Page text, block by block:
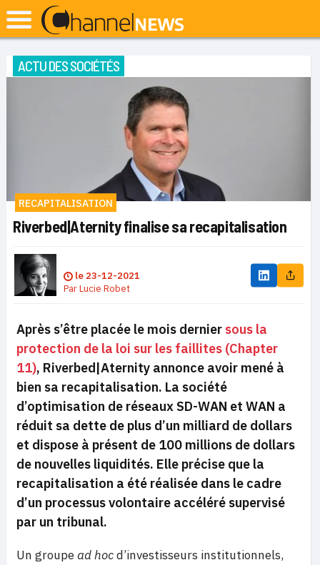
ACTU DES SOCIÉTÉS
RECAPITALISATION
Riverbed|Aternity finalise sa recapitalisation
le 23-12-2021
ParLucie Robet
Après s’être placée le mois dernier sous la
protection de la loi sur les faillites (Chapter
11), Riverbed|Aternity annonce avoir mené à
bien sa recapitalisation. La société
d’optimisation de réseaux SD-WAN et WAN a
réduit sa dette de plus d’un milliard de dollars
et dispose à présent de 100 millions de dollars
de nouvelles liquidités. Elle précise que la
recapitalisation a été réalisée dans le cadre
d’un processus volontaire accéléré supervisé
par un tribunal.
Un groupead hocd’investisseurs institutionnels,